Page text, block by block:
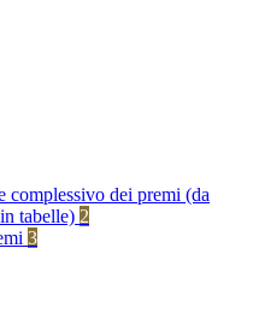
complessivo dei premi (da
tabelle) 2
3